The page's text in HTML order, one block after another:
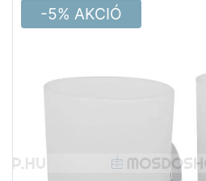
-5% AKCIÓ